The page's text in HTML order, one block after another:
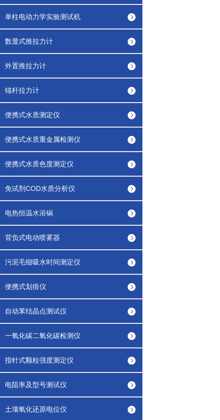
单柱电动力学实验测试机
数显式推拉力计
外置推拉力计
锚杆拉力计
便携式水质测定仪
便携式水质重金属检测仪
便携式水质色度测定仪
免试剂COD水质分析仪
电热恒温水浴锅
背负式电动喷雾器
污泥毛细吸水时间测定仪
便携式划痕仪
自动苯结晶点测试仪
一氧化碳二氧化碳检测仪
指针式颗粒强度测定仪
电阻率及型号测试仪
土壤氧化还原电位仪